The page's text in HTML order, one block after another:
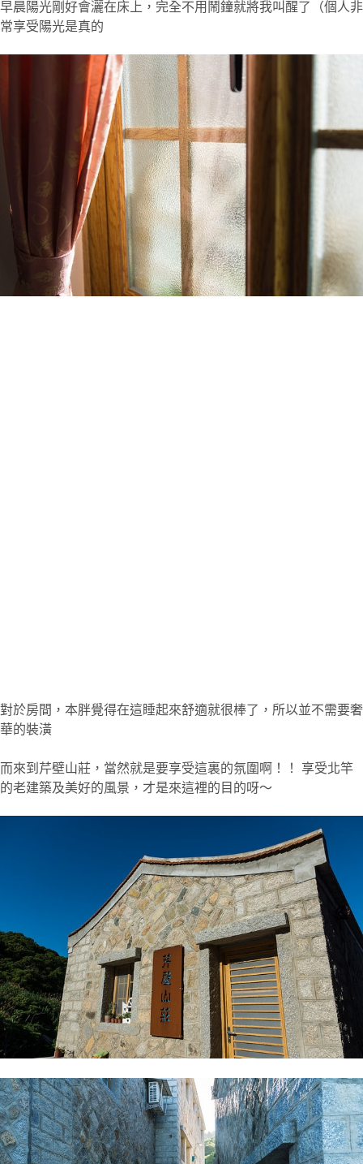
早晨陽光剛好會灑在床上，完全不用鬧鐘就將我叫醒了（個人非
常享受陽光是真的
對於房間，本胖覺得在這睡起來舒適就很棒了，所以並不需要奢
華的裝潢
而來到芹壁山莊，當然就是要享受這裏的氛圍啊！！ 享受北竿
的老建築及美好的風景，才是來這裡的目的呀～